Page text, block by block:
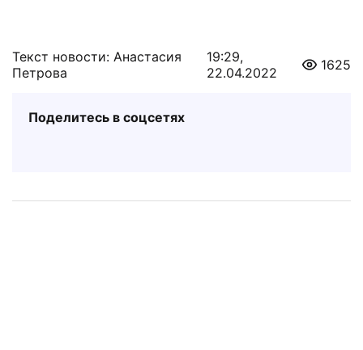
Текст новости: Анастасия
Петрова
19:29,
22.04.2022
1625
Поделитесь в соцсетях